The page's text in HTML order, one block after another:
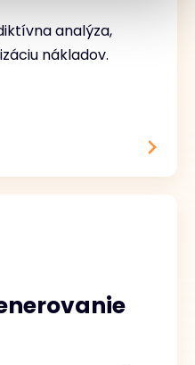
analýza,
nákladov.